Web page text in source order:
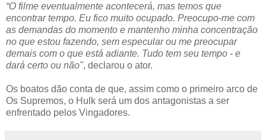
“O filme eventualmente acontecerá, mas temos que
encontrar tempo. Eu fico muito ocupado. Preocupo-me com
as demandas do momento e mantenho minha concentração
no que estou fazendo, sem especular ou me preocupar
demais com o que está adiante. Tudo tem seu tempo - e
dará certo ou não", declarou o ator.
Os boatos dão conta de que, assim como o primeiro arco de
Os Supremos, o Hulk será um dos antagonistas a ser
enfrentado pelos Vingadores.